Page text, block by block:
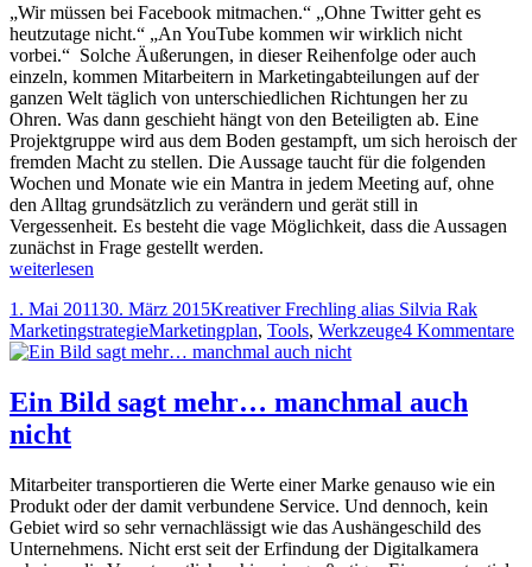
auf
Grund
läuft
Boot,
noch
auf
Grund
läuft
„Wir müssen bei Facebook mitmachen.“ „Ohne Twitter geht es
heutzutage nicht.“ „An YouTube kommen wir wirklich nicht
vorbei.“ Solche Äußerungen, in dieser Reihenfolge oder auch
einzeln, kommen Mitarbeitern in Marketingabteilungen auf der
ganzen Welt täglich von unterschiedlichen Richtungen her zu
Ohren. Was dann geschieht hängt von den Beteiligten ab. Eine
Projektgruppe wird aus dem Boden gestampft, um sich heroisch der
fremden Macht zu stellen. Die Aussage taucht für die folgenden
Wochen und Monate wie ein Mantra in jedem Meeting auf, ohne
den Alltag grundsätzlich zu verändern und gerät still in
Vergessenheit. Es besteht die vage Möglichkeit, dass die Aussagen
zunächst in Frage gestellt werden.
Der
ist
nicht
das
weiterlesen
Veröffentlicht
am
1. Mai 201130. März 2015Autor
Kreativer Frechling alias Silvia Rak
MarketingstrategieTags
Marketingplan, Tools, Werkzeuge4 Kommentarezu
Ein Bild sagt mehr… manchmal auch
nicht
Mitarbeiter transportieren die Werte einer Marke genauso wie ein
Produkt oder der damit verbundene Service. Und dennoch, kein
Gebiet wird so sehr vernachlässigt wie das Aushängeschild des
Unternehmens. Nicht erst seit der Erfindung der Digitalkamera